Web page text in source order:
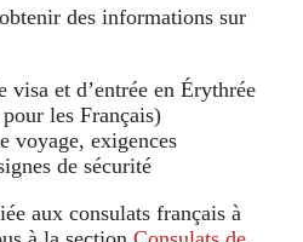
des informations sur
visa et d’entrée en Érythrée
les Français)
voyage, exigences
de sécurité
aux consulats français à